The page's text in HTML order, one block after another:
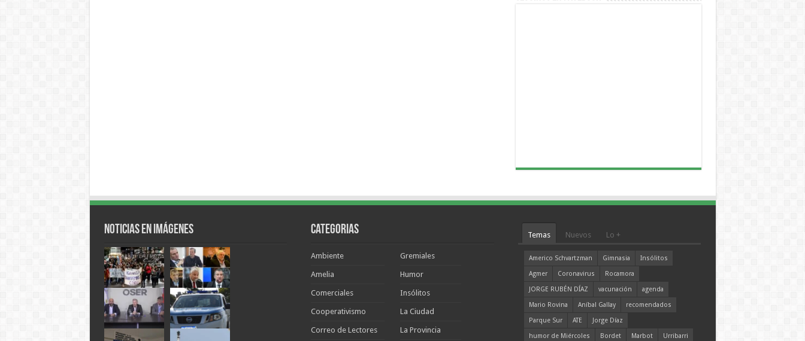
Noticias en Imágenes Categorias
Ambiente
Amelia
Comerciales
Cooperativismo
Correo de Lectores
Gremiales
Humor
Insólitos
La Ciudad
La Provincia
Temas Nuevos Lo +
Americo Schvartzman Gimnasia
Insólitos
Agmer
Coronavirus
Rocamora
JORGE RUBÉN DÍAZ
vacunación
agenda
Mario Rovina
Aníbal Gallay
recomendados
Parque Sur
ATE
Jorge Díaz
humor de Miércoles
Bordet Marbot
Urribarri